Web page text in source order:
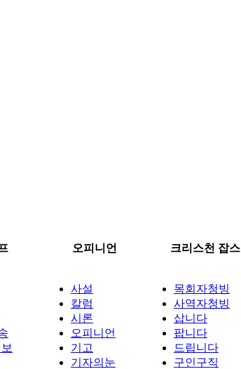
오피니언 크리스천 잡스
사설
칼럼
시론
오피니언
기고
기자의눈
목회자청빙
사역자청빙
삽니다
팝니다
드립니다
구인구직